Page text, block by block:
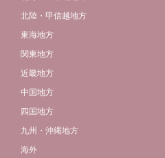
北陸・甲信越地方
東海地方
関東地方
近畿地方
中国地方
四国地方
九州・沖縄地方
海外